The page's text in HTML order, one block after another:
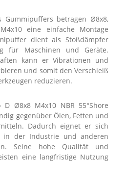
Gummipuffers betragen Ø8x8,
eine einfache Montage
dient als Stoßdämpfer
für Maschinen und Geräte.
kann er Vibrationen und
und somit den Verschleiß
reduzieren.
Ø8x8 M4x10 NBR 55°Shore
gegenüber Ölen, Fetten und
Dadurch eignet er sich
in der Industrie und anderen
Seine hohe Qualität und
eine langfristige Nutzung